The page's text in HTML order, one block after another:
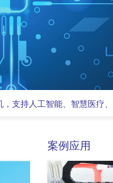
支持人工智能、智慧医疗
案例应用